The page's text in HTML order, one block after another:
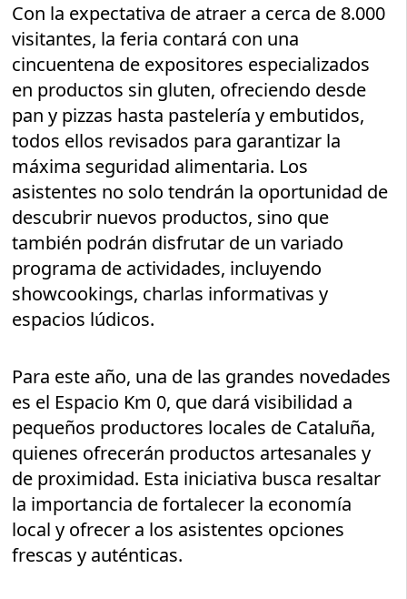
Con la expectativa de atraer a cerca de 8.000
visitantes, la feria contará con una
cincuentena de expositores especializados
en productos sin gluten, ofreciendo desde
pan y pizzas hasta pastelería y embutidos,
todos ellos revisados para garantizar la
máxima seguridad alimentaria. Los
asistentes no solo tendrán la oportunidad de
descubrir nuevos productos, sino que
también podrán disfrutar de un variado
programa de actividades, incluyendo
showcookings, charlas informativas y
espacios lúdicos.
Para este año, una de las grandes novedades
es el Espacio Km 0, que dará visibilidad a
pequeños productores locales de Cataluña,
quienes ofrecerán productos artesanales y
de proximidad. Esta iniciativa busca resaltar
la importancia de fortalecer la economía
local y ofrecer a los asistentes opciones
frescas y auténticas.